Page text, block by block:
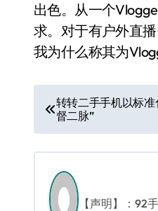
出色。从一个
求。对于有户外直
我为什么称其为
文
章
导
航
转转二手手机以标
督二脉”
【声明】：92